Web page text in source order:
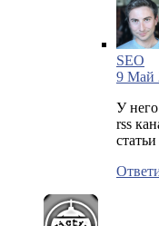
SEO
9 Май
У него
rss